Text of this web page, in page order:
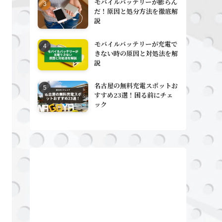
モバイルバッテリーが膨らん
だ！原因と処分方法を徹底解
説
モバイルバッテリーが充電で
きない時の原因と対処法を解
説
名古屋の無料充電スポットお
すすめ23選！困る前にチェ
ック